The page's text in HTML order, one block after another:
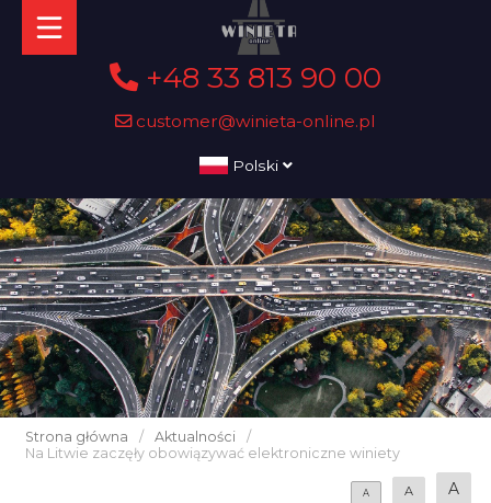
+48 33 813 90 00
customer@winieta-online.pl
Polski
Strona główna / Aktualności
/
Na Litwie zaczęły obowiązywać elektroniczne winiety
A A A